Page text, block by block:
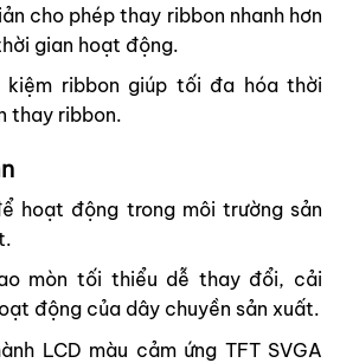
cho phép thay ribbon nhanh hơn
gian hoạt động.
ribbon giúp tối đa hóa thời
thay ribbon.
hoạt động trong môi trường sản
mòn tối thiểu dễ thay đổi, cải
động của dây chuyền sản xuất.
LCD màu cảm ứng TFT SVGA